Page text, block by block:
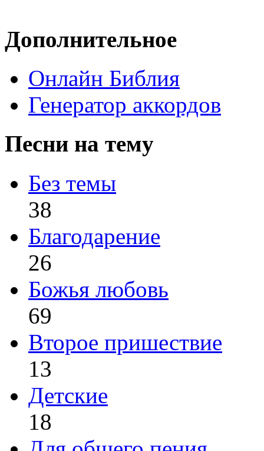
Дополнительное
Онлайн Библия
Генератор аккордов
Песни на тему
Без темы
38
Благодарение
26
Божья любовь
69
Второе пришествие
13
Детские
18